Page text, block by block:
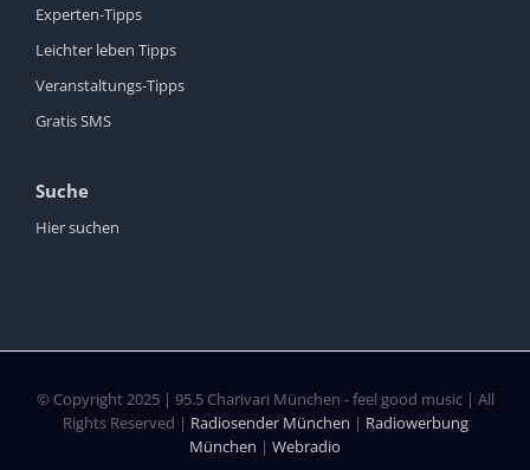
Experten-Tipps
Leichter leben Tipps
Veranstaltungs-Tipps
Gratis SMS
Suche
Hier suchen
© Copyright 2025 | 95.5 Charivari München - feel good music | All
Rights Reserved | Radiosender München | Radiowerbung
München | Webradio